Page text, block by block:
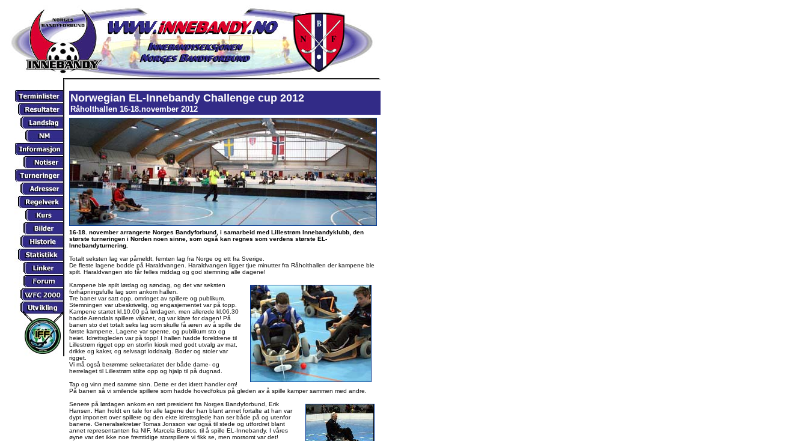
Norwegian EL-Innebandy Challenge cup 2012
Råholthallen 16-18.november 2012
16-18. november arrangerte Norges Bandyforbund, i samarbeid med Lillestrøm Innebandyklubb, den
største turneringen i Norden noen sinne, som også kan regnes som verdens største EL-
Innebandyturnering.
Totalt seksten lag var påmeldt, femten lag fra Norge og ett fra Sverige.
De fleste lagene bodde på Haraldvangen. Haraldvangen ligger tjue minutter fra Råholthallen der kampene ble
spilt. Haraldvangen sto får felles middag og god stemning alle dagene!
Kampene ble spilt lørdag og søndag, og det var seksten
forhåpningsfulle lag som ankom hallen.
Tre baner var satt opp, omringet av spillere og publikum.
Stemningen var ubeskrivelig, og engasjementet var på topp.
Kampene startet kl.10.00 på lørdagen, men allerede kl.06.30
hadde Arendals spillere våknet, og var klare for dagen! På
banen sto det totalt seks lag som skulle få æren av å spille de
første kampene. Lagene var spente, og publikum sto og
heiet. Idrettsgleden var på topp! I hallen hadde foreldrene til
Lillestrøm rigget opp en storfin kiosk med godt utvalg av mat,
drikke og kaker, og selvsagt loddsalg. Boder og stoler var
rigget.
Vi må også berømme sekretariatet der både dame- og
herrelaget til Lillestrøm stilte opp og hjalp til på dugnad.
Tap og vinn med samme sinn. Dette er det idrett handler om!
På banen så vi smilende spillere som hadde hovedfokus på gleden av å spille kamper sammen med andre.
Senere på lørdagen ankom en rørt president fra Norges Bandyforbund, Erik
Hansen. Han holdt en tale for alle lagene der han blant annet fortalte at han var
dypt imponert over spillere og den ekte idrettsglede han ser både på og utenfor
banene. Generalsekretær Tomas Jonsson var også til stede og utfordret blant
annet representanten fra NIF, Marcela Bustos, til å spille EL-Innebandy. I våres
øyne var det ikke noe fremtidige storspillere vi fikk se, men morsomt var det!